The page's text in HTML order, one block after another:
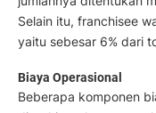
Selain itu, franchisee
yaitu sebesar 6% dari
Biaya Operasional
Beberapa komponen